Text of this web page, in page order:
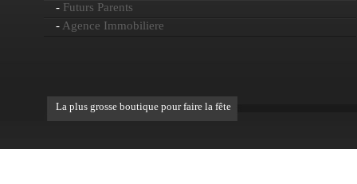
- Futurs Parents
- Agence Immobiliere
La plus grosse boutique pour faire la fête